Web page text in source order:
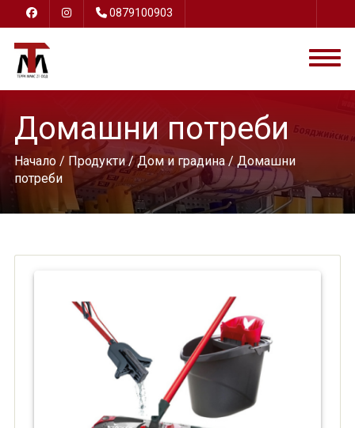
0879100903
Домашни потреби
Начало/ Продукти/Дом и градина/ Домашни
потреби